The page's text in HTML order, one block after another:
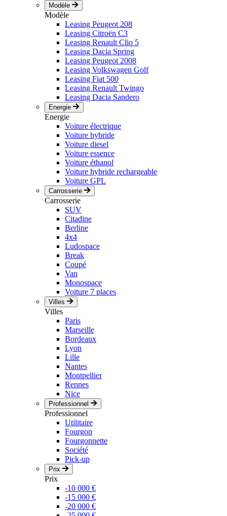
Modèle
Modèle
Leasing Peugeot 208
Leasing Citroën C3
Leasing Renault Clio 5
Leasing Dacia Spring
Leasing Peugeot 2008
Leasing Volkswagen Golf
Leasing Fiat 500
Leasing Renault Twingo
Leasing Dacia Sandero
Energie
Energie
Voiture électrique
Voiture hybride
Voiture diesel
Voiture essence
Voiture éthanol
Voiture hybride rechargeable
Voiture GPL
Carrosserie
Carrosserie
SUV
Citadine
Berline
4x4
Ludospace
Break
Coupé
Van
Monospace
Voiture 7 places
Villes
Villes
Paris
Marseille
Bordeaux
Lyon
Lille
Nantes
Montpellier
Rennes
Nice
Professionnel
Professionnel
Utilitaire
Fourgon
Fourgonnette
Société
Pick-up
Prix
Prix
-10 000 €
-15 000 €
-20 000 €